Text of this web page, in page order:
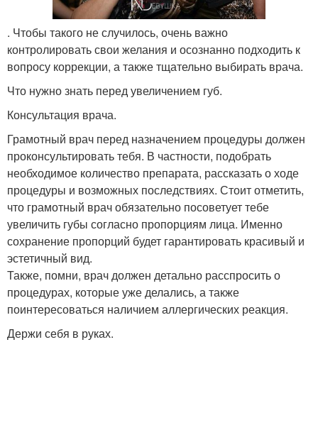
. Чтобы такого не случилось, очень важно
контролировать свои желания и осознанно подходить к
вопросу коррекции, а также тщательно выбирать врача.
Что нужно знать перед увеличением губ.
Консультация врача.
Грамотный врач перед назначением процедуры должен
проконсультировать тебя. В частности, подобрать
необходимое количество препарата, рассказать о ходе
процедуры и возможных последствиях. Стоит отметить,
что грамотный врач обязательно посоветует тебе
увеличить губы согласно пропорциям лица. Именно
сохранение пропорций будет гарантировать красивый и
эстетичный вид.
Также, помни, врач должен детально расспросить о
процедурах, которые уже делались, а также
поинтересоваться наличием аллергических реакция.
Держи себя в руках.